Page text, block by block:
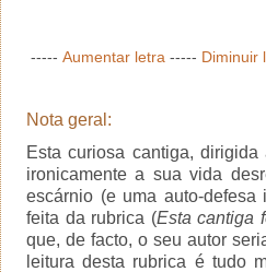
----- Aumentar letra ----- Diminuir
Nota geral:
Esta curiosa cantiga,
ironicamente a sua vida
escárnio (e uma auto-
feita da rubrica (Esta cantiga
que, de facto, o seu autor
leitura desta rubrica é tudo